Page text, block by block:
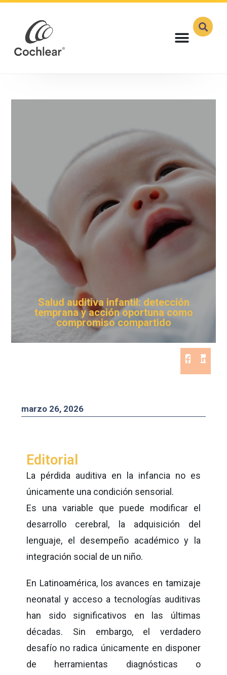
Salud auditiva infantil: detección
temprana y acción oportuna como
compromiso compartido
marzo 26, 2026
Editorial
La pérdida auditiva en la infancia no es
únicamente una condición sensorial.
Es una variable que puede modificar el
desarrollo cerebral, la adquisición del
lenguaje, el desempeño académico y la
integración social de un niño.
En Latinoamérica, los avances en tamizaje
neonatal y acceso a tecnologías auditivas
han sido significativos en las últimas
décadas. Sin embargo, el verdadero
desafío no radica únicamente en disponer
de herramientas diagnósticas o